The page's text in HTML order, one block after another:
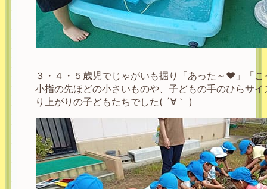
３・４・５歳児でじゃがいも掘り「あった～❤」「
小指の先ほどの小さいものや、子どもの手のひらサ
り上がりの子どもたちでした( ´∀｀ )